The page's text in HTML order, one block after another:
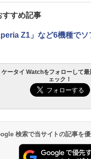
すすめ記事
Z1」など6機種でソ
ケータイ Watchをフォローして
ェック！
検索で当サイトの記事を